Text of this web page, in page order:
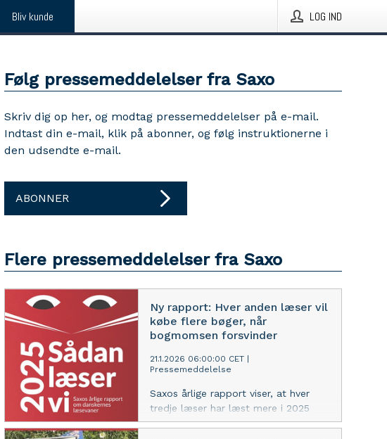
Bliv kunde LOG IND
Følg pressemeddelelser fra Saxo
Skriv dig op her, og modtag pressemeddelelser på e-mail.
Indtast din e-mail, klik på abonner, og følg instruktionerne i
den udsendte e-mail.
ABONNER
Flere pressemeddelelser fra Saxo
Ny rapport: Hver anden læser vil
købe flere bøger, når
bogmomsen forsvinder
21.1.2026 06:00:00 CET
Pressemeddelelse
Saxos årlige rapport viser, at hver
tredje læser har læst mere i 2025
end året før, mens hver anden ønsker